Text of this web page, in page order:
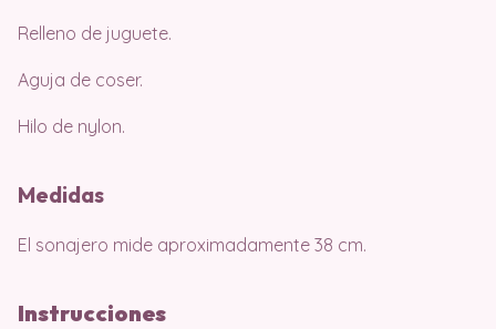
Relleno de juguete.
Aguja de coser.
Hilo de nylon.
Medidas
El sonajero mide aproximadamente 38 cm.
Instrucciones